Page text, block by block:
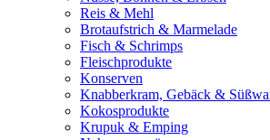
Reis & Mehl
Brotaufstrich & Marmelade
Fisch & Schrimps
Fleischprodukte
Konserven
Knabberkram, Gebäck &
Kokosprodukte
Krupuk & Emping